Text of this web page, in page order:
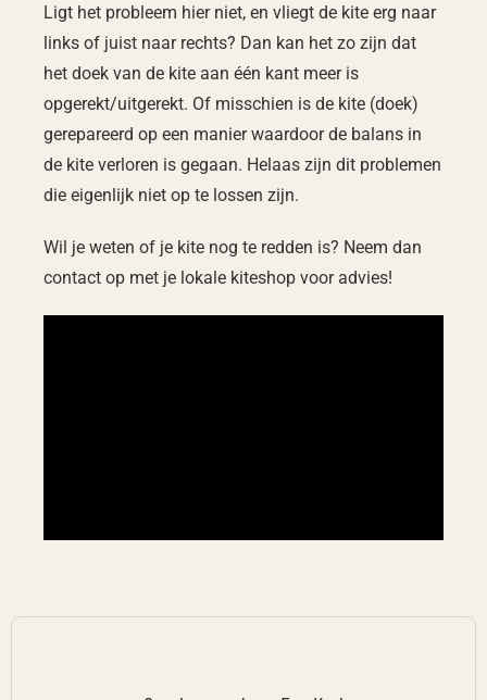
Ligt het probleem hier niet, en vliegt de kite erg naar
links of juist naar rechts? Dan kan het zo zijn dat
het doek van de kite aan één kant meer is
opgerekt/uitgerekt. Of misschien is de kite (doek)
gerepareerd op een manier waardoor de balans in
de kite verloren is gegaan. Helaas zijn dit problemen
die eigenlijk niet op te lossen zijn.
Wil je weten of je kite nog te redden is? Neem dan
contact op met je lokale kiteshop voor advies!